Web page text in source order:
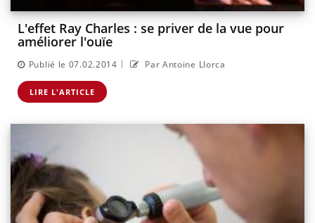
L'effet Ray Charles : se priver de la vue pour
améliorer l'ouïe
Publié le 07.02.2014 | Par Antoine Llorca
LIRE L'ARTICLE